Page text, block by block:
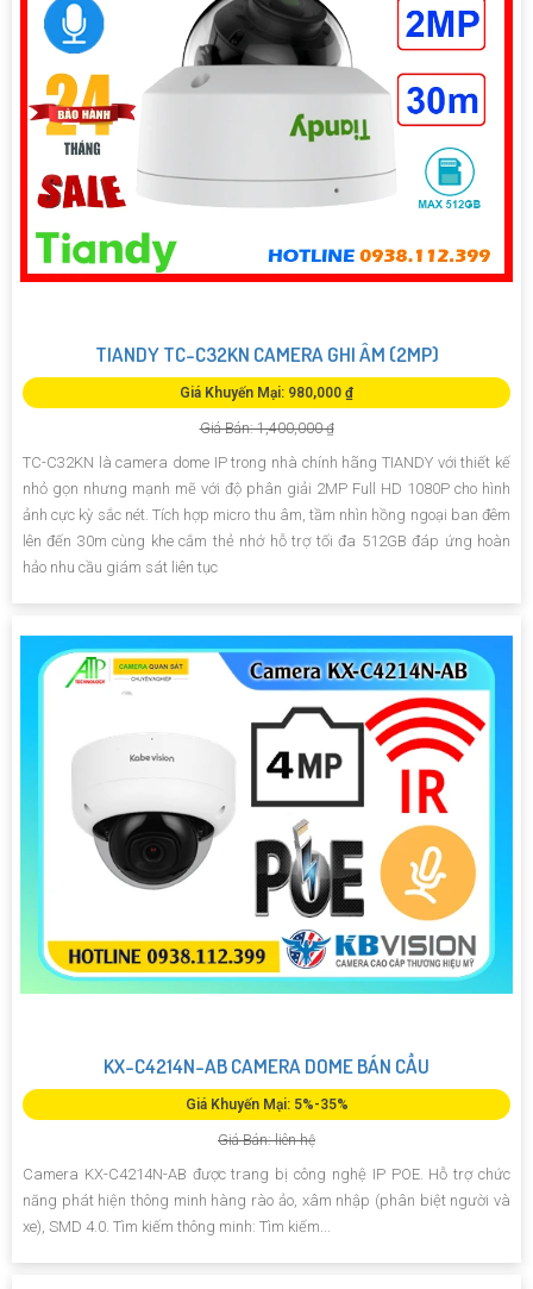
TIANDY TC-C32KN CAMERA GHI ÂM (2MP)
Giá Khuyến Mại: 980,000 ₫
Giá Bán: 1,400,000 ₫
TC-C32KN là camera dome IP trong nhà chính hãng TIANDY với thiết kế
nhỏ gọn nhưng mạnh mẽ với độ phân giải 2MP Full HD 1080P cho hình
ảnh cực kỳ sắc nét. Tích hợp micro thu âm, tầm nhìn hồng ngoại ban đêm
lên đến 30m cùng khe cắm thẻ nhớ hỗ trợ tối đa 512GB đáp ứng hoàn
hảo nhu cầu giám sát liên tục
KX-C4214N-AB CAMERA DOME BÁN CẦU
Giá Khuyến Mại: 5%-35%
Giá Bán: liên hệ
Camera KX-C4214N-AB được trang bị công nghệ IP POE. Hỗ trợ chức
năng phát hiện thông minh hàng rào ảo, xâm nhập (phân biệt người và
xe), SMD 4.0. Tìm kiếm thông minh: Tìm kiếm...